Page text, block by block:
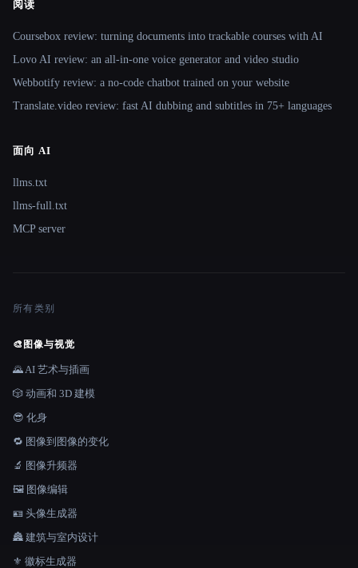
阅读
Coursebox review: turning documents into trackable courses with AI
Lovo AI review: an all-in-one voice generator and video studio
Webbotify review: a no-code chatbot trained on your website
Translate.video review: fast AI dubbing and subtitles in 75+ languages
面向 AI
llms.txt
llms-full.txt
MCP server
所有类别
🎨 图像与视觉
🌄 AI 艺术与插画
🎲 动画和 3D 建模
😎 化身
🔁 图像到图像的变化
🔬 图像升频器
🖼️ 图像编辑
🪪 头像生成器
🏯 建筑与室内设计
⚜️ 徽标生成器